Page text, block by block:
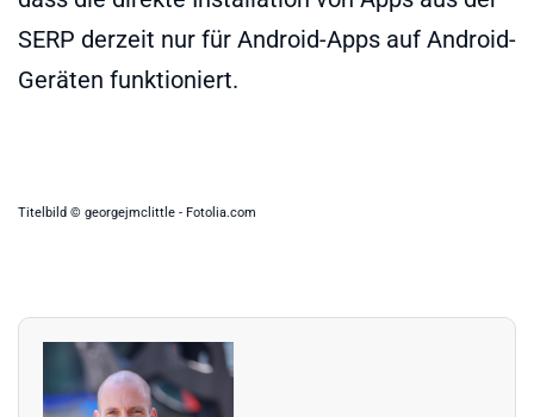
SERP derzeit nur für Android-Apps auf Android-
Geräten funktioniert.
Titelbild © georgejmclittle - Fotolia.com